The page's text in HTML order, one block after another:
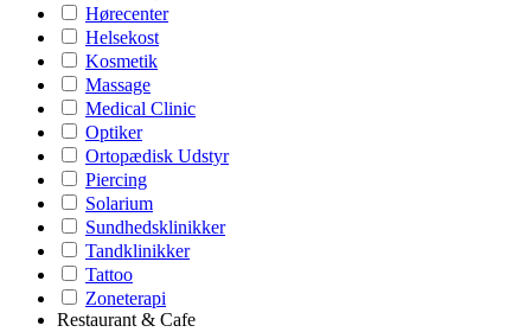
Hørecenter
Helsekost
Kosmetik
Massage
Medical Clinic
Optiker
Ortopædisk Udstyr
Piercing
Solarium
Sundhedsklinikker
Tandklinikker
Tattoo
Zoneterapi
Restaurant & Cafe